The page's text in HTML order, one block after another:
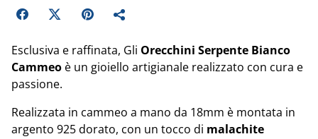
Esclusiva e raffinata, Gli Orecchini Serpente Bianco
Cammeo è un gioiello artigianale realizzato con cura e
passione.
Realizzata in cammeo a mano da 18mm è montata in
argento 925 dorato, con un tocco di malachite